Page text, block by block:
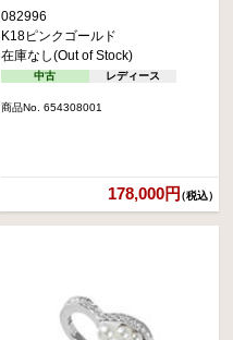
082996
K18ピンクゴールド
在庫なし(Out of Stock)
中古 レディース
商品No. 654308001
178,000円（税込）